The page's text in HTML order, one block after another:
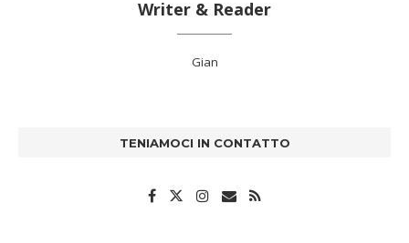
Writer & Reader
Gian
TENIAMOCI IN CONTATTO